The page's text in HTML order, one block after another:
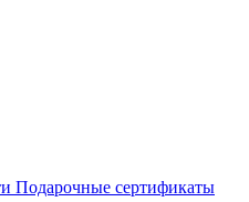
Подарочные сертификаты